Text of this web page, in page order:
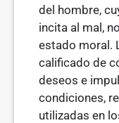
del hombre,
incita al mal,
estado moral.
calificado de
deseos e
condicio­nes,
utilizadas en